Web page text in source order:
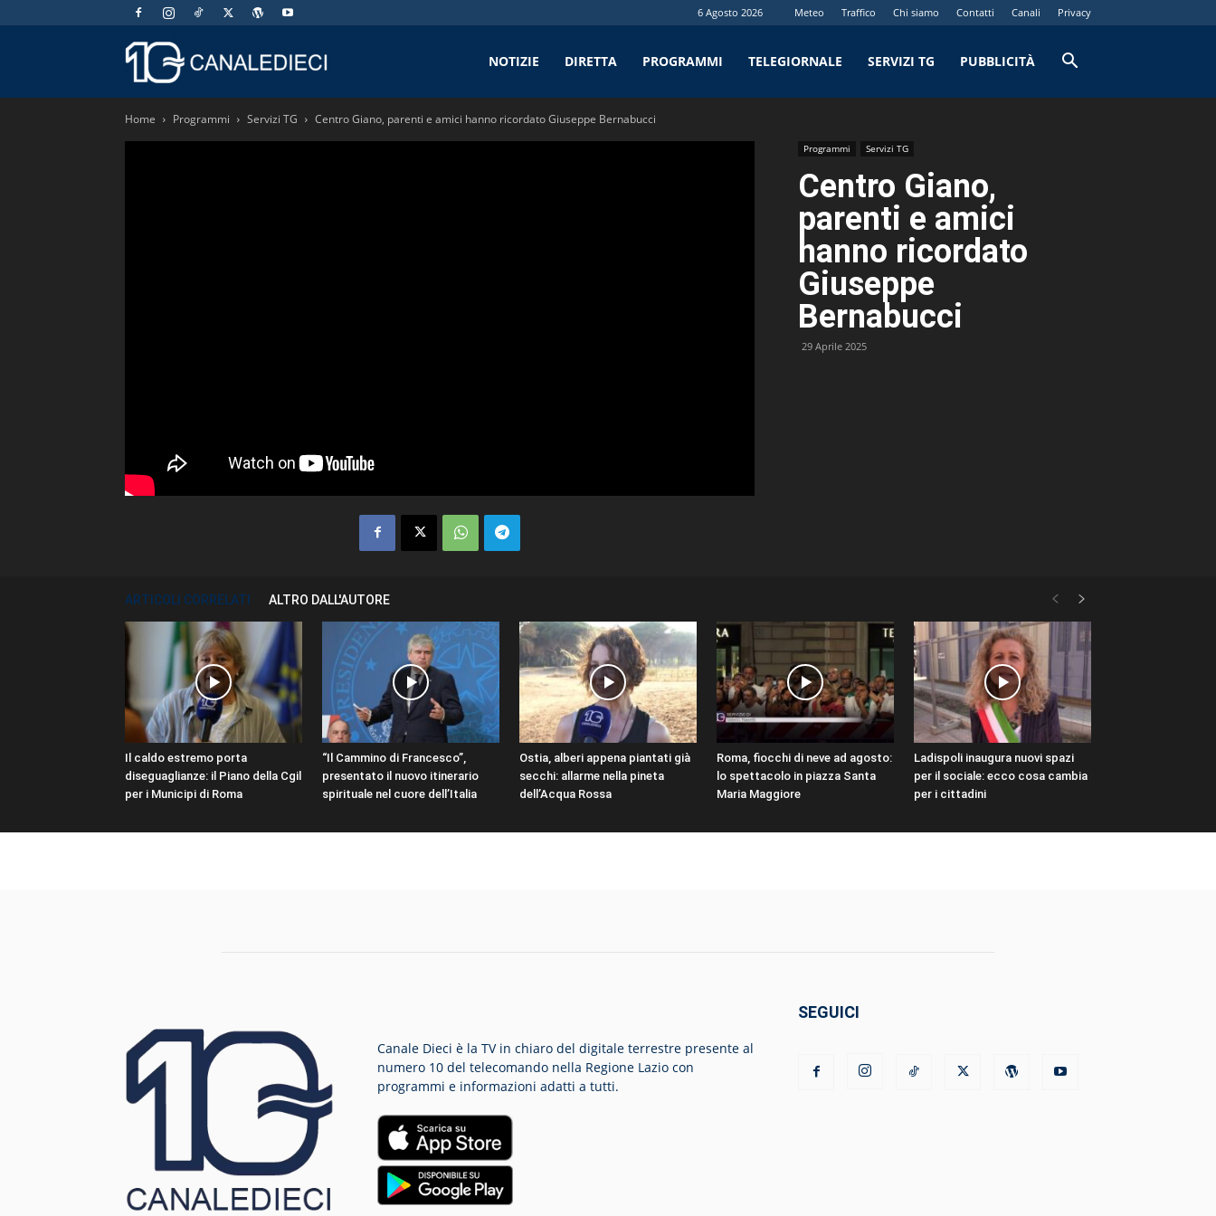
6 Agosto 2026 Meteo Traffico Chi siamo Contatti Canali Privacy
Canaledieci.tv NOTIZIE DIRETTA PROGRAMMI TELEGIORNALE SERVIZI TG PUBBLICITÀ
Home Programmi Servizi TG Centro Giano, parenti e amici hanno ricordato Giuseppe Bernabucci
Programmi Servizi TG
Centro Giano,
parenti e amici
hanno ricordato
Giuseppe
Bernabucci
29 Aprile 2025
ARTICOLI CORRELATI ALTRO DALL'AUTORE
Il caldo estremo porta
diseguaglianze: il Piano della Cgil
per i Municipi di Roma
“Il Cammino di Francesco”,
presentato il nuovo itinerario
spirituale nel cuore dell’Italia
Ostia, alberi appena piantati già
secchi: allarme nella pineta
dell’Acqua Rossa
Roma, fiocchi di neve ad agosto:
lo spettacolo in piazza Santa
Maria Maggiore
Ladispoli inaugura nuovi spazi
per il sociale: ecco cosa cambia
per i cittadini
Canale Dieci è la TV in chiaro del digitale terrestre presente al
numero 10 del telecomando nella Regione Lazio con
programmi e informazioni adatti a tutti.
SEGUICI